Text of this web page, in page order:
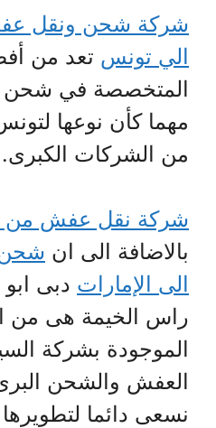
شركة شحن ونقل
الي تونس تعد من
المتخصصة في شحن
مهما كأن نوعها
من الشركات الكبرى.
شركة نقل عفش من
بالاضافة الى ان شحن
الى الإمارات دبى
راس الخيمة هى من
الموجودة بشركة
العفش والشحن
نسعى دائما